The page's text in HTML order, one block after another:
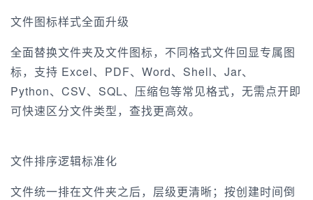
文件图标样式全面升级
全面替换文件夹及文件图标，不同格式文件回显专属图
标，支持 Excel、PDF、Word、Shell、Jar、
Python、CSV、SQL、压缩包等常见格式，无需点开即
可快速区分文件类型，查找更高效。
文件排序逻辑标准化
文件统一排在文件夹之后，层级更清晰；按创建时间倒